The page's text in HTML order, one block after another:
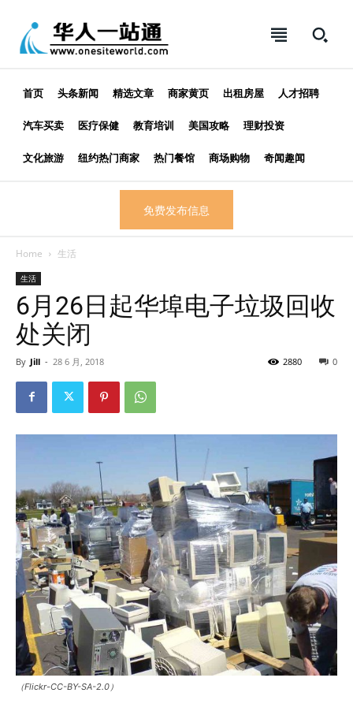
首页 头条新闻 精选文章 商家黄页 出租房屋 人才招聘
汽车买卖 医疗保健 教育培训 美国攻略 理财投资
文化旅游 纽约热门商家 热门餐馆 商场购物 奇闻趣闻
免费发布信息
Home 生活
生活
6月26日起华埠电子垃圾回收
处关闭
By Jill - 28 6 月, 2018 0
2880
（Flickr-CC-BY-SA-2.0）